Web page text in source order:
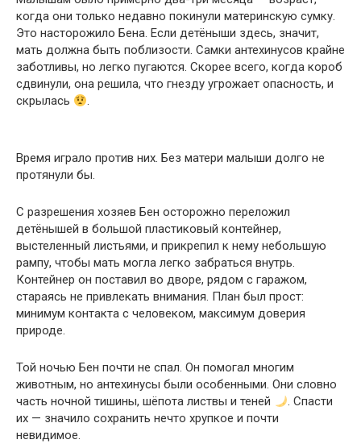
когда они только недавно покинули материнскую сумку.
Это насторожило Бена. Если детёныши здесь, значит,
мать должна быть поблизости. Самки антехинусов крайне
заботливы, но легко пугаются. Скорее всего, когда короб
сдвинули, она решила, что гнезду угрожает опасность, и
скрылась
.
Время играло против них. Без матери малыши долго не
протянули бы.
С разрешения хозяев Бен осторожно переложил
детёнышей в большой пластиковый контейнер,
выстеленный листьями, и прикрепил к нему небольшую
рампу, чтобы мать могла легко забраться внутрь.
Контейнер он поставил во дворе, рядом с гаражом,
стараясь не привлекать внимания. План был прост:
минимум контакта с человеком, максимум доверия
природе.
Той ночью Бен почти не спал. Он помогал многим
животным, но антехинусы были особенными. Они словно
часть ночной тишины, шёпота листвы и теней
. Спасти
их — значило сохранить нечто хрупкое и почти
невидимое.